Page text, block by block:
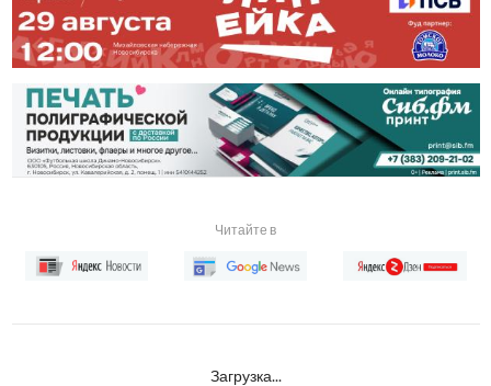
Читайте в
Загрузка...